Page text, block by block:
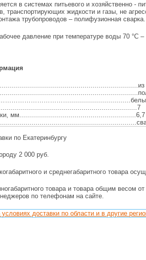
в системах питьевого и хозяйственно -
транспортирующих жидкости и газы, не
трубопроводов – полифузионная
давление при температуре воды 70 °C
мм...........................................................6,7
по Екатеринбургу
2 000 руб.
и среднегабаритного товара
товара и товара общим весом
по телефонам на сайте.
доставки по области и в другие